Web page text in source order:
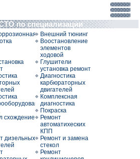
по специализации
Внешний тюнинг
Воостановление
элементов
ходовой
Глушители
установка ремонт
Диагностика
карбюраторных
двигателей
Комплексная
диагностика
Покраска
схождение
Ремонт
автоматихеских
КПП
дизельных
Ремонт и замена
стекол
Ремонт